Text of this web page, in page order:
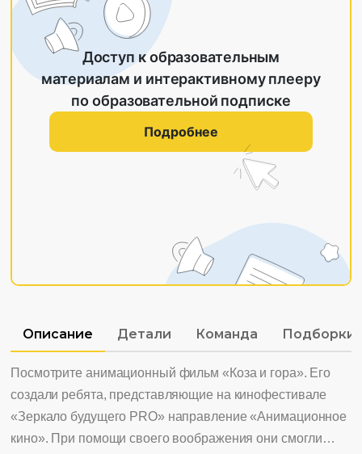
Доступ к образовательным
материалам и интерактивному плееру
по образовательной подписке
Подробнее
Описание Детали Команда Подборки
Посмотрите анимационный фильм «Коза и гора». Его
создали ребята, представляющие на кинофестивале
«Зеркало будущего PRO» направление «Анимационное
кино». При помощи своего воображения они смогли